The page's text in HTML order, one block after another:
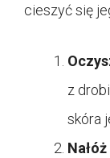
cieszyć się
z
skóra